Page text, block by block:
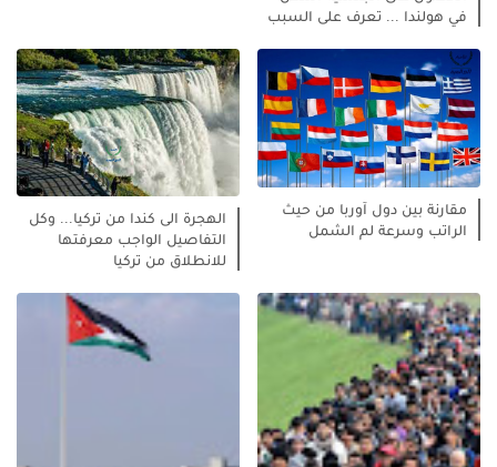
في هولندا ... تعرف على السبب
مقارنة بين دول آوربا من حيث
الراتب وسرعة لم الشمل
الهجرة الى كندا من تركيا... وكل
التفاصيل الواجب معرفتها
للانطلاق من تركيا